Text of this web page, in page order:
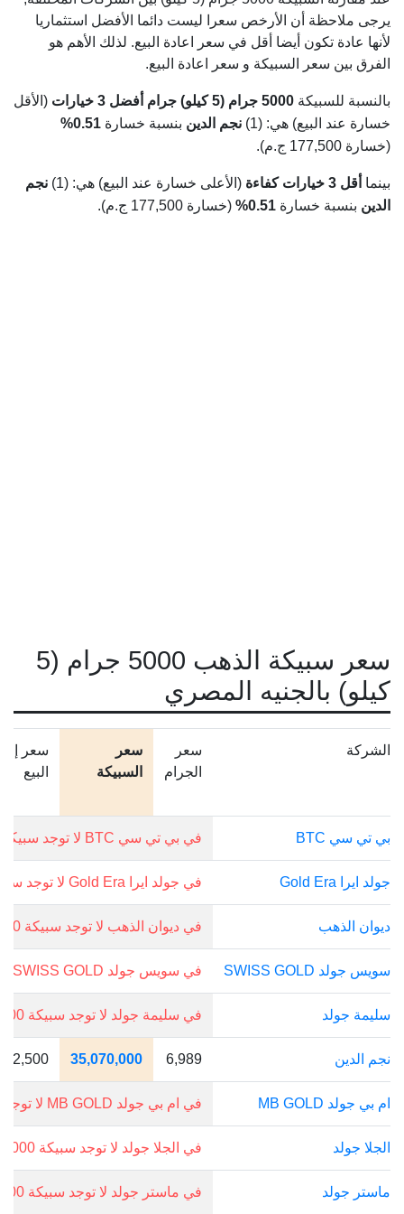
يرجى ملاحظة أن الأرخص سعرا ليست دائما الأفضل استثماريا
لأنها عادة تكون أيضا أقل في سعر اعادة البيع. لذلك الأهم هو
الفرق بين سعر السبيكة و سعر اعادة البيع.
بالنسبة للسبيكة 5000 جرام (5 كيلو) جرام أفضل 3 خيارات
(الأقل
خسارة عند البيع) هي: (1)
نجم الدين بنسبة خسارة 0.51%
(خسارة 177,500 ج.م).
بينما أقل 3 خيارات كفاءة (الأعلى خسارة عند البيع) هي: (1)
نجم
الدين بنسبة خسارة 0.51% (خسارة 177,500 ج.م).
سعر سبيكة الذهب 5000 جرام (5
كيلو) بالجنيه المصري
الشركة
سعر
الجرام
سعر
السبيكة
سعر
البيع
بي تي سي BTC في بي تي سي BTC لا توجد سبيكة 5000 جرام.
جولد ايرا Gold Era في جولد ايرا Gold Era لا توجد سبيكة 5000 جرام.
ديوان الذهب في ديوان الذهب لا توجد سبيكة 5000 جرام.
سويس جولد SWISS GOLD في سويس جولد SWISS GOLD لا توجد سبيكة 5000 جرام.
سليمة جولد في سليمة جولد لا توجد سبيكة 5000 جرام.
نجم الدين 6,989
35,070,000
ام بي جولد MB GOLD في ام بي جولد MB GOLD لا توجد سبيكة 5000 جرام.
الجلا جولد في الجلا جولد لا توجد سبيكة 5000 جرام.
ماستر جولد في ماستر جولد لا توجد سبيكة 5000 جرام.